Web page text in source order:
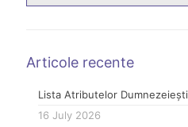
Articole recente
Lista Atributelor Dumnezeiești
16 July 2026